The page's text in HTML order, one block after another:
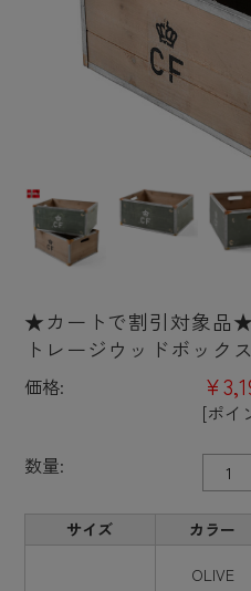
★カートで割引対象品
トレージウッドボック
価格:
[ポイ
数量:
サイズ カラー
OLIVE